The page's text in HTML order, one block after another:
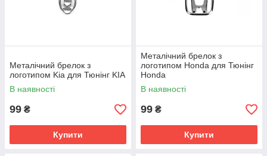
Металічний брелок з
логотипом Kia для Тюнінг KIA
В наявності
99 ₴
Купити
Металічний брелок з
логотипом Honda для Тюнінг
Honda
В наявності
99 ₴
Купити